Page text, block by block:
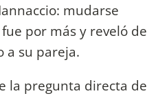
mudarse
por más y reveló de
a su pareja.
la pregunta directa de